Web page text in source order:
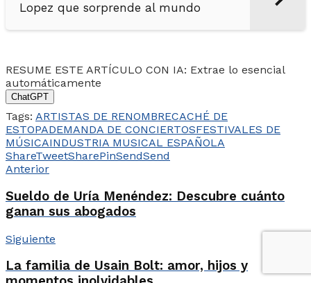
Lopez que sorprende al mundo
RESUME ESTE ARTÍCULO CON IA: Extrae lo esencial
automáticamente
ChatGPT
Tags: ARTISTAS DE RENOMBRECACHÉ DE
ESTOPADEMANDA DE CONCIERTOSFESTIVALES DE
MÚSICAINDUSTRIA MUSICAL ESPAÑOLA
ShareTweetSharePinSendSend
Anterior
Sueldo de Uría Menéndez: Descubre cuánto
ganan sus abogados
Siguiente
La familia de Usain Bolt: amor, hijos y